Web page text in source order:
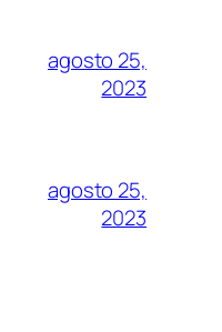
agosto 25,
2023
agosto 25,
2023